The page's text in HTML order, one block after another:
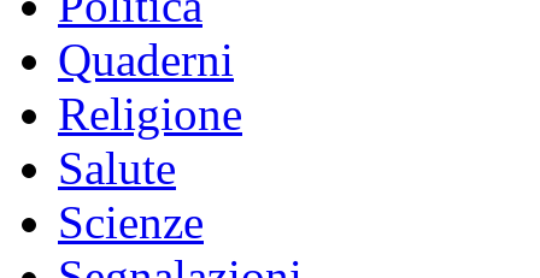
Quaderni
Religione
Salute
Scienze